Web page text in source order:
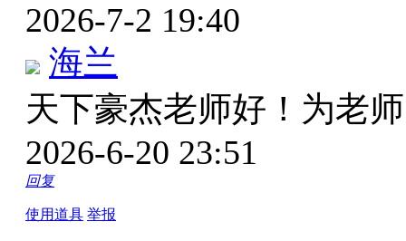
2026-7-2 19:40
海兰
天下豪杰老师好！为老
2026-6-20 23:51
回复
使用道具 举报